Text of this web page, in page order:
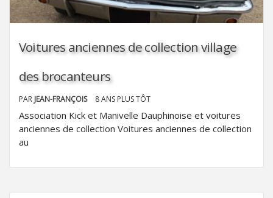
Voitures anciennes de collection village
des brocanteurs
PAR JEAN-FRANÇOIS 8 ANS PLUS TÔT
Association Kick et Manivelle Dauphinoise et voitures
anciennes de collection Voitures anciennes de collection
au